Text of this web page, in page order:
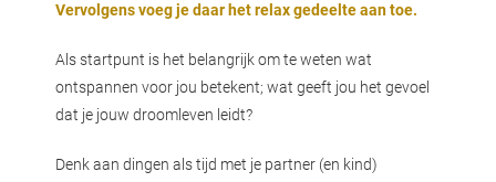
Vervolgens voeg je daar het relax gedeelte aan toe.
Als startpunt is het belangrijk om te weten wat
ontspannen voor jou betekent; wat geeft jou het gevoel
dat je jouw droomleven leidt?
Denk aan dingen als tijd met je partner (en kind)